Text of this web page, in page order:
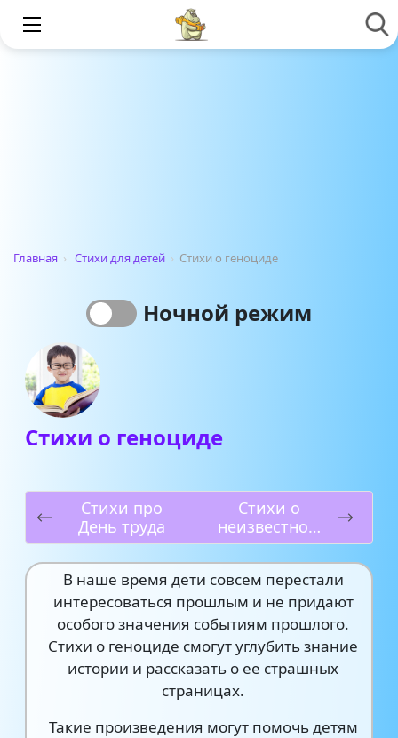
Главная › Стихи для детей › Стихи о геноциде
Ночной режим
Стихи о геноциде
Стихи про
День труда
Стихи о
неизвестном
солдате
В наше время дети совсем перестали
интересоваться прошлым и не придают
особого значения событиям прошлого.
Стихи о геноциде смогут углубить знание
истории и рассказать о ее страшных
страницах.
Такие произведения могут помочь детям